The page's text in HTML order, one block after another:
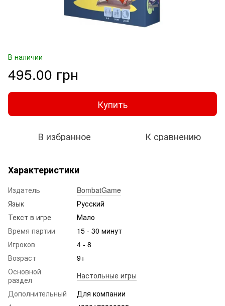
В наличии
495.00 грн
Купить
В избранное К сравнению
Характеристики
Издатель
BombatGame
Язык
Русский
Текст в игре
Мало
Время партии
15 - 30 минут
Игроков
4 - 8
Возраст
9+
Основной
раздел
Настольные игры
Дополнительный
Для компании